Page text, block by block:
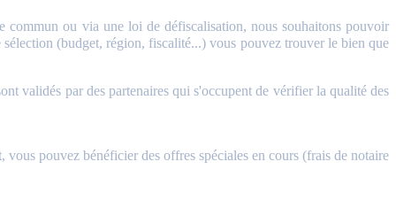
commun ou via une loi de défiscalisation, nous souhaitons pouvoir
(budget, région, fiscalité...) vous pouvez trouver le bien que
validés par des partenaires qui s'occupent de vérifier la qualité des
pouvez bénéficier des offres spéciales en cours (frais de notaire